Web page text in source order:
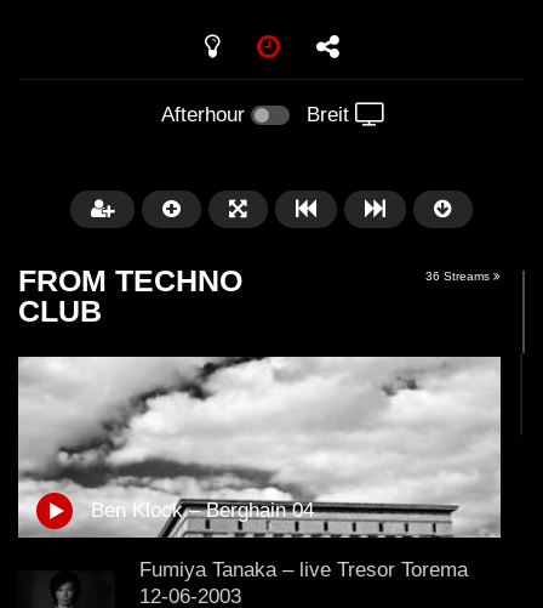
Afterhour Breit
01:31:35
Miss Djax – Cherry Moon –
Lokeren Belgium (1996)
01:53:01
Torsten Kanzler
17.06.2013
FROM TECHNO
CLUB
36 Streams
Ben Klock – Berghain 04
Fumiya Tanaka – live Tresor Torema
12-06-2003